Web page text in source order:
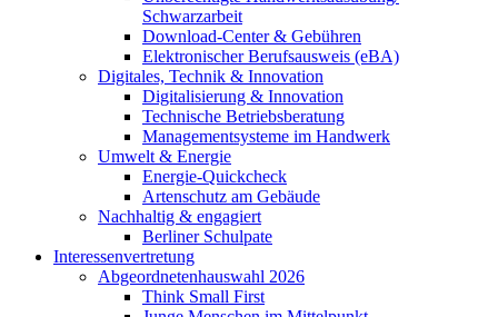
Schwarzarbeit
Download-Center & Gebühren
Elektronischer Berufsausweis (eBA)
Digitales, Technik & Innovation
Digitalisierung & Innovation
Technische Betriebsberatung
Managementsysteme im Handwerk
Umwelt & Energie
Energie-Quickcheck
Artenschutz am Gebäude
Nachhaltig & engagiert
Berliner Schulpate
Interessenvertretung
Abgeordnetenhauswahl 2026
Think Small First